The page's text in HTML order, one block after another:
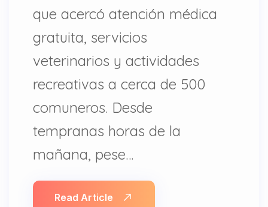
que acercó atención médica
gratuita, servicios
veterinarios y actividades
recreativas a cerca de 500
comuneros. Desde
tempranas horas de la
mañana, pese…
Read Article